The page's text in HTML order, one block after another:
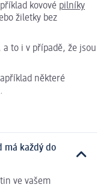
kovové pilníky
žiletky bez
a to i v případě, že jsou
některé
má každý do
ve vašem